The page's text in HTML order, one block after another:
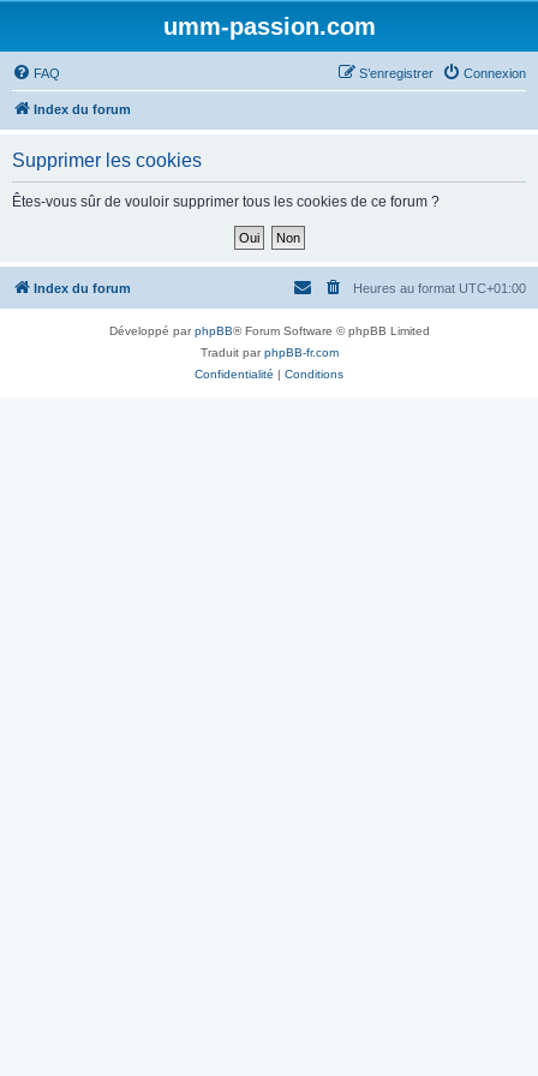
umm-passion.com
FAQ Connexion
S’enregistrer
Index du forum
Supprimer les cookies
Êtes-vous sûr de vouloir supprimer tous les cookies de ce forum ?
Index du forum Heures au format UTC+01:00
Développé parphpBB® Forum Software © phpBB Limited
Traduit parphpBB-fr.com
Confidentialité | Conditions